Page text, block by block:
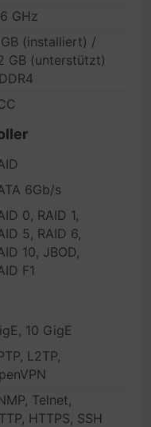
GHz
(installiert) /
GB (unterstützt)
6Gb/s
0, RAID 1,
5, RAID 6,
10, JBOD,
F1
10 GigE
L2TP,
Telnet,
HTTPS, SSH